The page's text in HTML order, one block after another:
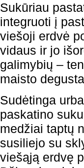
Sukūriau
integruoti į
viešoji erdvė
vidaus ir jo
galimybių –
maisto
Sudėtinga
paskatino
medžiai taptų
susiliejo su
viešąją erdvę